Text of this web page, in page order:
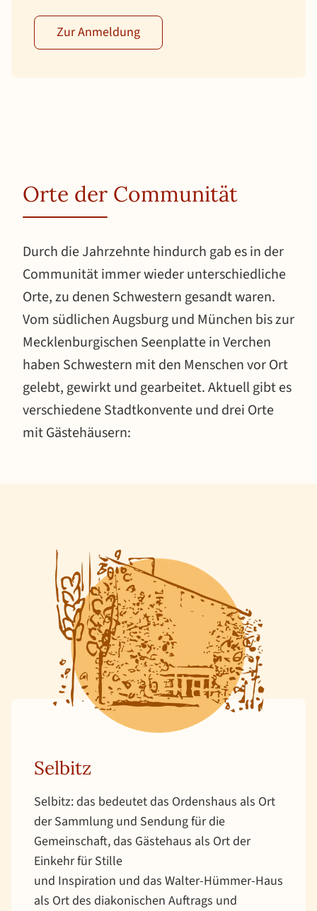
Zur Anmeldung
Orte der Communität
Durch die Jahrzehnte hindurch gab es in der
Communität immer wieder unterschiedliche
Orte, zu denen Schwestern gesandt waren.
Vom südlichen Augsburg und München bis zur
Mecklenburgischen Seenplatte in Verchen
haben Schwestern mit den Menschen vor Ort
gelebt, gewirkt und gearbeitet. Aktuell gibt es
verschiedene Stadtkonvente und drei Orte
mit Gästehäusern:
Selbitz
Selbitz: das bedeutet das Ordenshaus als Ort
der Sammlung und Sendung für die
Gemeinschaft, das Gästehaus als Ort der
Einkehr für Stille
und Inspiration und das Walter-Hümmer-Haus
als Ort des diakonischen Auftrags und